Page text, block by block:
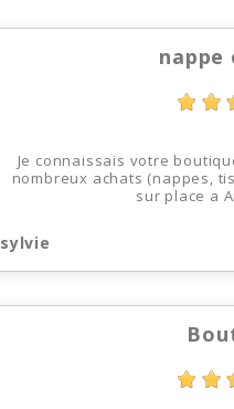
nappe
Je connaissais votre
nombreux achats (nappes,
sur place a
sylvie